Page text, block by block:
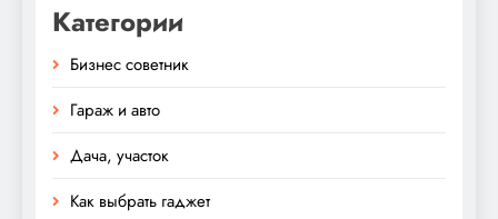
Категории
Бизнес советник
Гараж и авто
Дача, участок
Как выбрать гаджет